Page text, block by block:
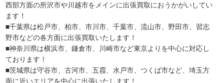
西部方面の所沢市や川越市をメインに出張買取におうかがいしてい
ます！
■千葉県は松戸市、柏市、市川市、千葉市、流山市、野田市、習志
野市などの各方面に出張買取いたします！
■神奈川県は横浜市、鎌倉市、川崎市など東京よりを中心に対応し
ております！
■茨城県は守谷市、古河市、五霞、水戸市、つくば市など、埼玉方
面に近いエリアを中心に出張いたします！